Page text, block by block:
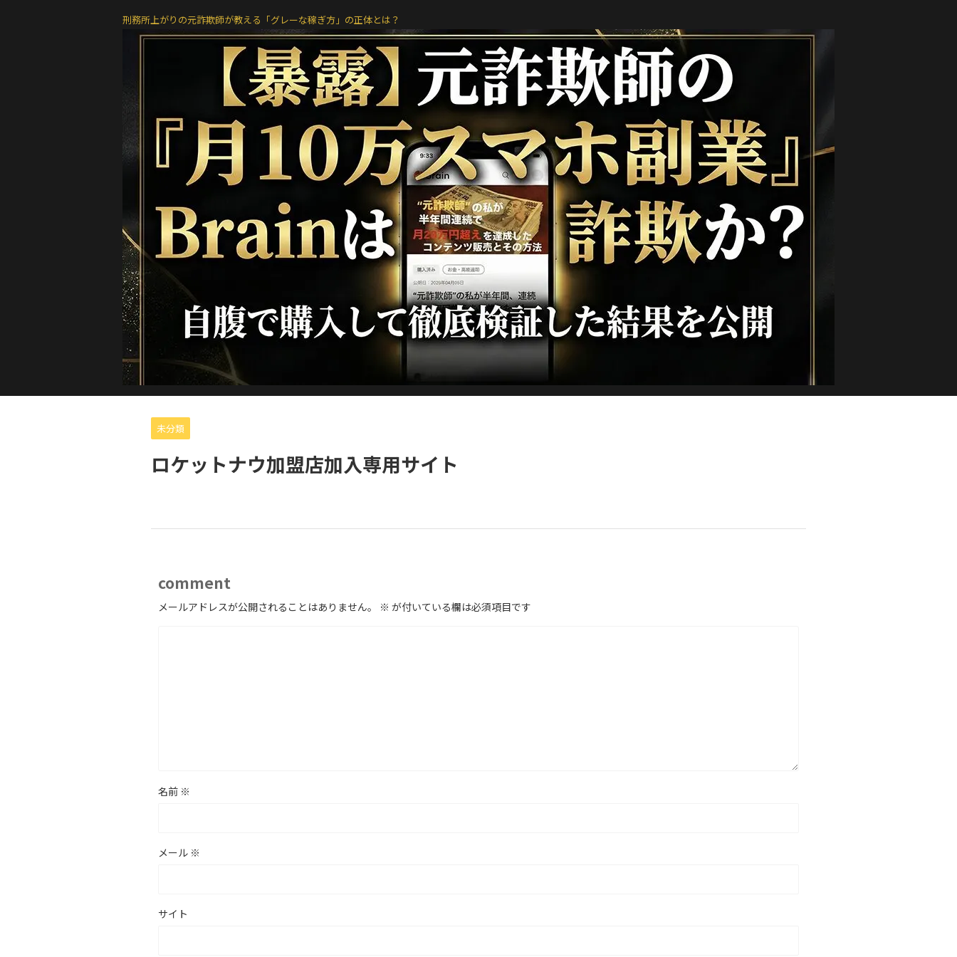
刑務所上がりの元詐欺師が教える「グレーな稼ぎ方」の正体とは？
未分類
ロケットナウ加盟店加入専用サイト
comment
メールアドレスが公開されることはありません。 ※ が付いている欄は必須項目です
名前 ※
メール ※
サイト